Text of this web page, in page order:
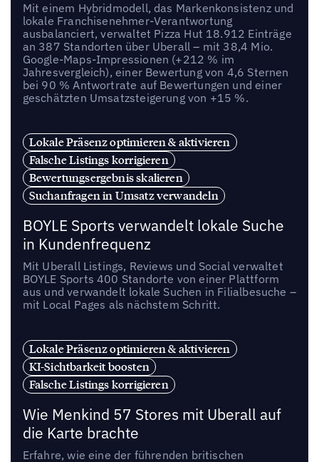
Mit einem Hybridmodell, das Markenkonsistenz und
lokale Franchisenehmer-Verantwortung
ausbalanciert, verwaltet Pizza Hut 18.912 Einträge
an 387 Standorten über Uberall – mit 38,4 Mio.
Google-Maps-Impressionen (+212 % im
Jahresvergleich), einer Bewertung von 4,6 Sternen
bei 90 % Antwortrate auf Bewertungen und einer
geschätzten Umsatzsteigerung von +15 %.
Lokale Präsenz optimieren & aktivieren
Falsche Listings korrigieren
Bewertungsergebnis skalieren
Suchanfragen in Umsatz verwandeln
BOYLE Sports verwandelt lokale Suche
in Kundenfrequenz
Mit Uberall Listings, Reviews und Social verwaltet
BOYLE Sports 400 Standorte von einer Plattform
aus und verwandelt lokale Suchen in Filialbesuche –
mit Local Pages als nächstem Schritt.
Lokale Präsenz optimieren & aktivieren
KI-Sichtbarkeit boosten
Falsche Listings korrigieren
Wie Menkind 57 Stores mit Uberall auf
die Karte brachte
Erfahre, wie eine der führenden britischen